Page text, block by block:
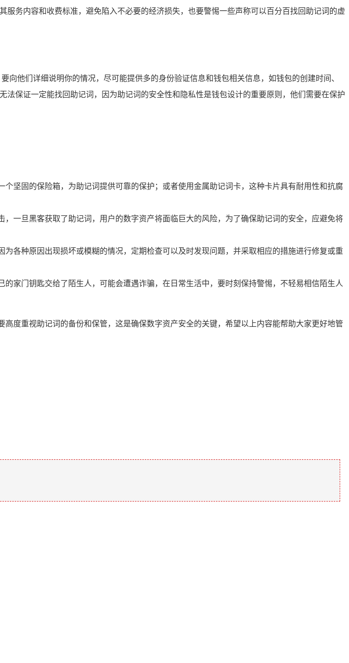
务内容和收费标准，避免陷入不必要的经济损失，也要警惕一些声称可以百分百找回助记词的虚
向他们详细说明你的情况，尽可能提供多的身份验证信息和钱包相关信息，如钱包的创建时间、
保证一定能找回助记词，因为助记词的安全性和隐私性是钱包设计的重要原则，他们需要在保护
坚固的保险箱，为助记词提供可靠的保护；或者使用金属助记词卡，这种卡片具有耐用性和抗腐
一旦黑客获取了助记词，用户的数字资产将面临巨大的风险，为了确保助记词的安全，应避免将
各种原因出现损坏或模糊的情况，定期检查可以及时发现问题，并采取相应的措施进行修复或重
家门钥匙交给了陌生人，可能会遭遇诈骗，在日常生活中，要时刻保持警惕，不轻易相信陌生人
度重视助记词的备份和保管，这是确保数字资产安全的关键，希望以上内容能帮助大家更好地管